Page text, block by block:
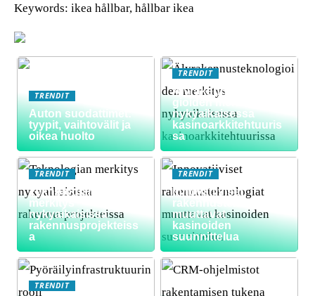
Keywords: ikea hållbar, hållbar ikea
TRENDIT
Auton suodattimet:
tyypit, vaihtovälit ja
oikea huolto
TRENDIT
Älyrakennusteknolo
gioiden merkitys
nykyaikaisessa
kasinoarkkitehtuuris
sa
TRENDIT
Teknologian
merkitys
nykyaikaisissa
rakennusprojekteiss
a
TRENDIT
Innovatiiviset
rakennusteknologiat
muuttavat
kasinoiden
suunnittelua
TRENDIT